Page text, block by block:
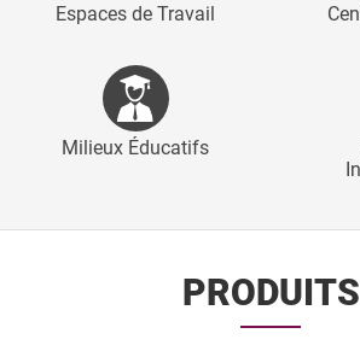
Espaces de Travail
Milieux Éducatifs
PRODUITS